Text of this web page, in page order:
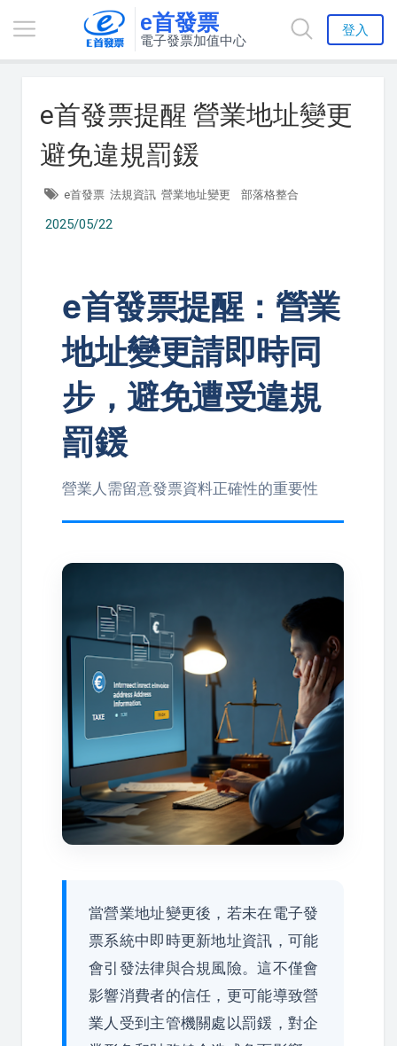
e首發票
電子發票加值中心
登入
e首發票提醒 營業地址變更
避免違規罰鍰
e首發票 法規資訊 營業地址變更 部落格整合
2025/05/22
e首發票提醒：營業
地址變更請即時同
步，避免遭受違規
罰鍰
營業人需留意發票資料正確性的重要性
當營業地址變更後，若未在電子發
票系統中即時更新地址資訊，可能
會引發法律與合規風險。這不僅會
影響消費者的信任，更可能導致營
業人受到主管機關處以罰鍰，對企